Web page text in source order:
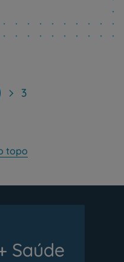
3
topo
Saúde